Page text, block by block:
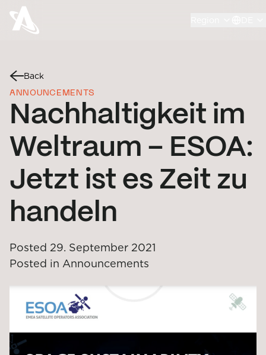
Back
ANNOUNCEMENTS
Nachhaltigkeit im
Weltraum – ESOA:
Jetzt ist es Zeit zu
handeln
Posted 29. September 2021
Posted in Announcements